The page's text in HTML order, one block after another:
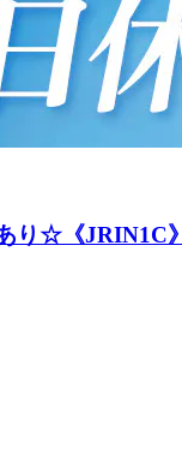
り☆《JRIN1C》